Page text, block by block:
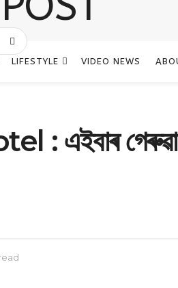
LIFESTYLE VIDEO NEWS
এইবাৰ গেৰুৱা